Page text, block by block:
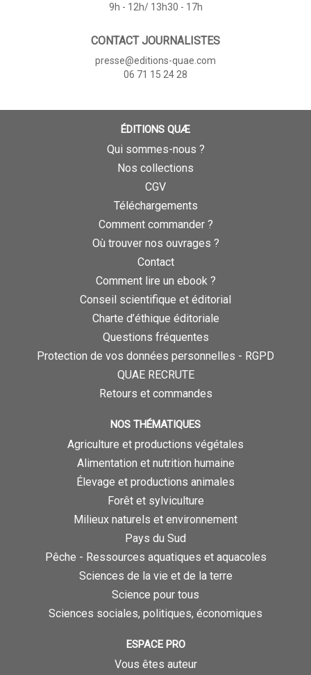
9h - 12h/ 13h30 - 17h
CONTACT JOURNALISTES
presse@editions-quae.com
06 71 15 24 28
ÉDITIONS QUÆ
Qui sommes-nous ?
Nos collections
CGV
Téléchargements
Comment commander ?
Où trouver nos ouvrages ?
Contact
Comment lire un ebook ?
Conseil scientifique et éditorial
Charte d’éthique éditoriale
Questions fréquentes
Protection de vos données personnelles - RGPD
QUAE RECRUTE
Retours et commandes
NOS THÉMATIQUES
Agriculture et productions végétales
Alimentation et nutrition humaine
Élevage et productions animales
Forêt et sylviculture
Milieux naturels et environnement
Pays du Sud
Pêche - Ressources aquatiques et aquacoles
Sciences de la vie et de la terre
Science pour tous
Sciences sociales, politiques, économiques
ESPACE PRO
Vous êtes auteur